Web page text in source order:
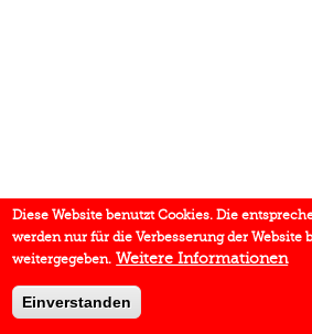
Diese Website benutzt Cookies. Die
werden nur für die Verbesserung der
weitergegeben. Weitere Informationen
Einverstanden